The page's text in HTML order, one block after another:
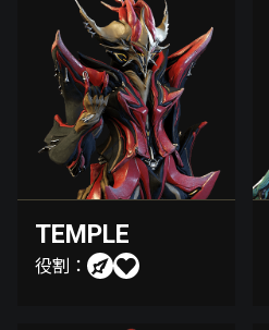
TEMPLE
役割：